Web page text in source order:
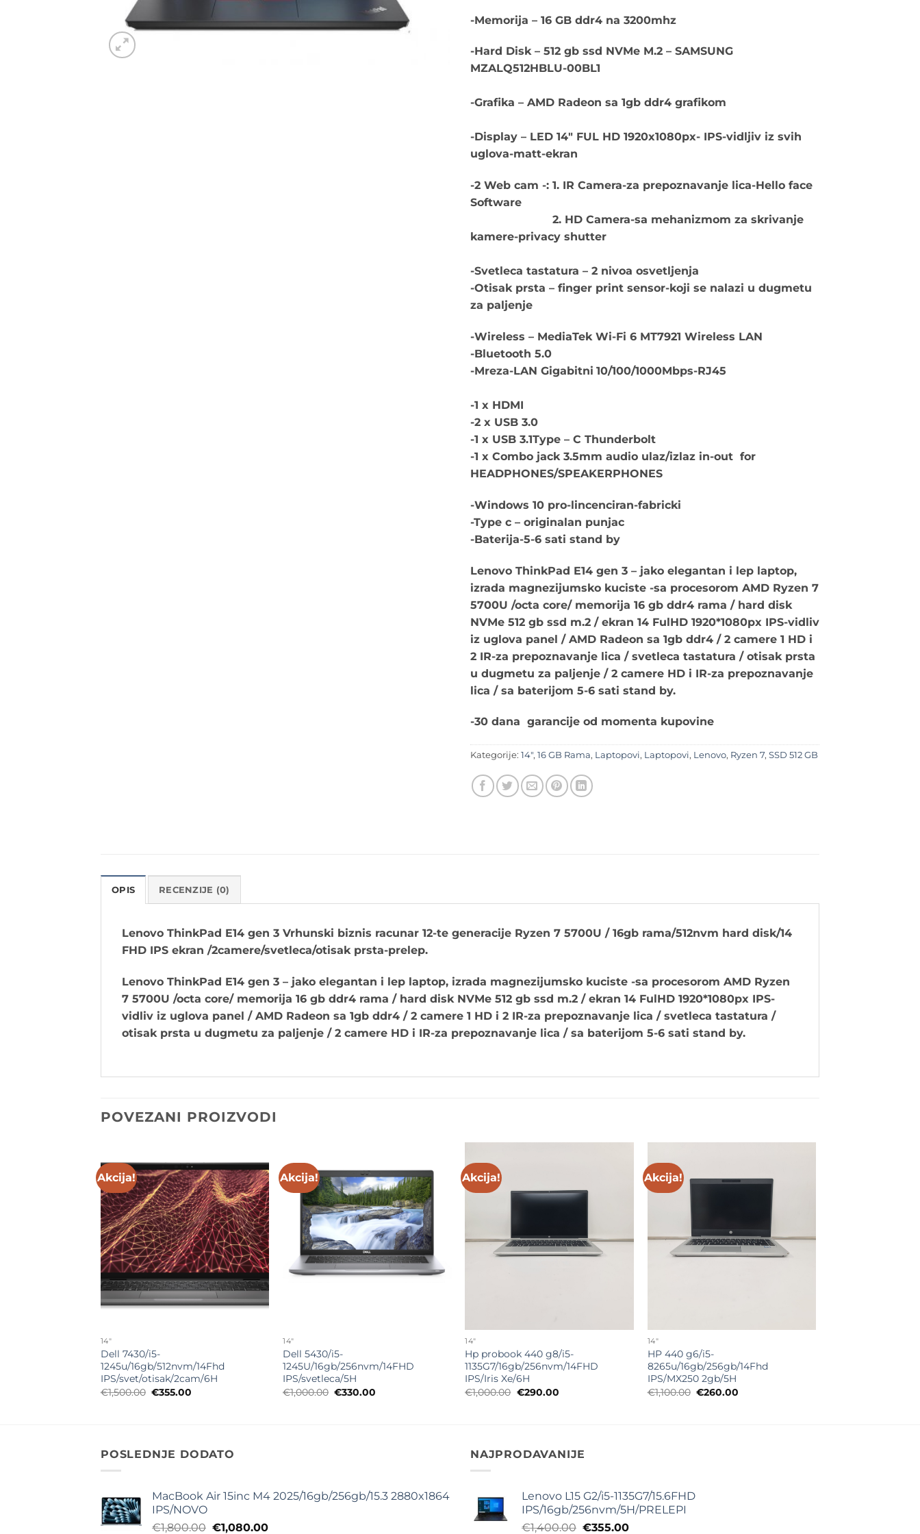
-Memorija – 16 GB ddr4 na 3200mhz
-Hard Disk – 512 gb ssd NVMe M.2 – SAMSUNG
MZALQ512HBLU-00BL1
-Grafika – AMD Radeon sa 1gb ddr4 grafikom
-Display – LED 14″ FUL HD 1920x1080px- IPS-vidljiv iz svih
uglova-matt-ekran
-2 Web cam -: 1. IR Camera-za prepoznavanje lica-Hello face
Software
2. HD Camera-sa mehanizmom za skrivanje
kamere-privacy shutter
-Svetleca tastatura – 2 nivoa osvetljenja
-Otisak prsta – finger print sensor-koji se nalazi u dugmetu
za paljenje
-Wireless – MediaTek Wi-Fi 6 MT7921 Wireless LAN
-Bluetooth 5.0
-Mreza-LAN Gigabitni 10/100/1000Mbps-RJ45
-1 x HDMI
-2 x USB 3.0
-1 x USB 3.1Type – C Thunderbolt
-1 x Combo jack 3.5mm audio ulaz/izlaz in-out for
HEADPHONES/SPEAKERPHONES
-Windows 10 pro-lincenciran-fabricki
-Type c – originalan punjac
-Baterija-5-6 sati stand by
Lenovo ThinkPad E14 gen 3 – jako elegantan i lep laptop,
izrada magnezijumsko kuciste -sa procesorom AMD Ryzen 7
5700U /octa core/ memorija 16 gb ddr4 rama / hard disk
NVMe 512 gb ssd m.2 / ekran 14 FulHD 1920*1080px IPS-vidliv
iz uglova panel / AMD Radeon sa 1gb ddr4 / 2 camere 1 HD i
2 IR-za prepoznavanje lica / svetleca tastatura / otisak prsta
u dugmetu za paljenje / 2 camere HD i IR-za prepoznavanje
lica / sa baterijom 5-6 sati stand by.
-30 dana garancije od momenta kupovine
Kategorije: 14", 16 GB Rama, Laptopovi, Laptopovi, Lenovo, Ryzen 7, SSD 512 GB
OPIS RECENZIJE (0)
Lenovo ThinkPad E14 gen 3 Vrhunski biznis racunar 12-te generacije Ryzen 7 5700U / 16gb rama/512nvm hard disk/14
FHD IPS ekran /2camere/svetleca/otisak prsta-prelep.
Lenovo ThinkPad E14 gen 3 – jako elegantan i lep laptop, izrada magnezijumsko kuciste -sa procesorom AMD Ryzen
7 5700U /octa core/ memorija 16 gb ddr4 rama / hard disk NVMe 512 gb ssd m.2 / ekran 14 FulHD 1920*1080px IPS-
vidliv iz uglova panel / AMD Radeon sa 1gb ddr4 / 2 camere 1 HD i 2 IR-za prepoznavanje lica / svetleca tastatura /
otisak prsta u dugmetu za paljenje / 2 camere HD i IR-za prepoznavanje lica / sa baterijom 5-6 sati stand by.
POVEZANI PROIZVODI
Akcija!
Add to
wishlist
14"
Dell 7430/i5-
1245u/16gb/512nvm/14Fhd
IPS/svet/otisak/2cam/6H
€1,500.00 Originalna
€355.00
Akcija!
Add to
wishlist
14"
Dell 5430/i5-
1245U/16gb/256nvm/14FHD
IPS/svetleca/5H
€1,000.00 Originalna
€330.00
Akcija!
14"
Hp probook 440 g8/i5-
1135G7/16gb/256nvm/14FHD
IPS/Iris Xe/6H
€1,000.00 Originalna
€290.00Trenutna
Akcija!
14"
HP 440 g6/i5-
8265u/16gb/256gb/14Fhd
IPS/MX250 2gb/5H
€1,100.00 Originalna
€260.00Trenutna
POSLEDNJE DODATO
MacBook Air 15inc M4 2025/16gb/256gb/15.3 2880x1864
IPS/NOVO
€1,800.00 Originalna
€1,080.00Trenutna
NAJPRODAVANIJE
Lenovo L15 G2/i5-1135G7/15.6FHD
IPS/16gb/256nvm/5H/PRELEPI
€1,400.00 Originalna
€355.00Trenutna